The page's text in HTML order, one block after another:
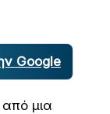
Google
μια